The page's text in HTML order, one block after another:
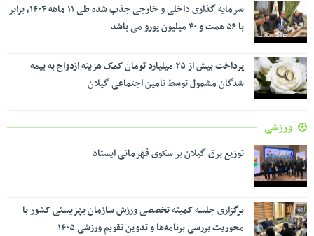
سرمایه گذاری داخلی و خارجی جذب شده طی ۱۱ ماهه ۱۴۰۴، برابر
با ۵۶ همت و ۴۰ میلیون یورو می باشد
پرداخت بیش از ۲۵ میلیارد تومان کمک هزینه ازدواج به بیمه
شدگان مشمول توسط تامین اجتماعی گیلان
ورزشی
توزیع برق گیلان بر سکوی قهرمانی ایستاد
برگزاری جلسه کمیته تخصصی ورزش سازمان بهزیستی کشور با
محوریت بررسی برنامه‌ها و تدوین تقویم ورزشی ۱۴۰۵